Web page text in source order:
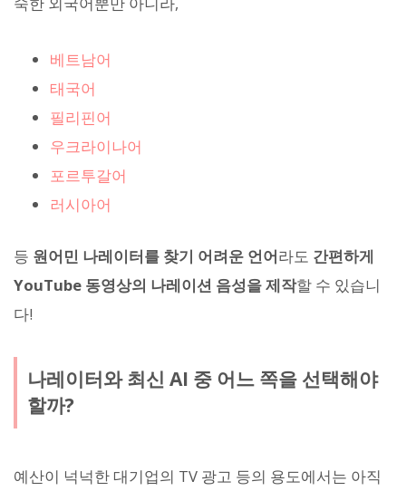
베트남어
태국어
필리핀어
우크라이나어
포르투갈어
러시아어
등 원어민 나레이터를 찾기 어려운 언어라도 간편하게
YouTube 동영상의 나레이션 음성을 제작할 수 있습니
다!
나레이터와 최신 AI 중 어느 쪽을 선택해야
할까?
예산이 넉넉한 대기업의 TV 광고 등의 용도에서는 아직